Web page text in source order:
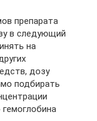
препарата
в следующий
на
дозу
подбирать